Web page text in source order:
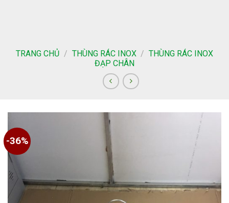
TRANG CHỦ / THÙNG RÁC INOX / THÙNG RÁC INOX
ĐẠP CHÂN
-36%